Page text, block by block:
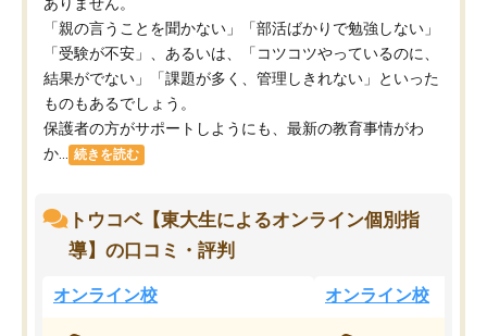
「親の言うことを聞かない」「部活ばかりで勉強しない」
「受験が不安」、あるいは、「コツコツやっているのに、
結果がでない」「課題が多く、管理しきれない」といった
ものもあるでしょう。
保護者の方がサポートしようにも、最新の教育事情がわ
か...
続きを読む
トウコベ【東大生によるオンライン個別指
導】の口コミ・評判
オンライン校 オンライン校